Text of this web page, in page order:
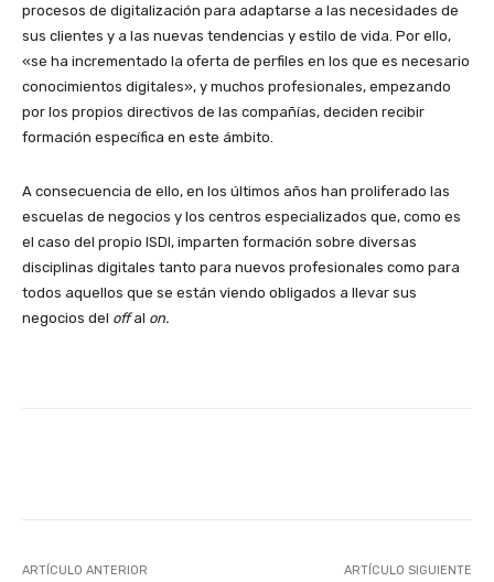
procesos de digitalización para adaptarse a las necesidades de
sus clientes y a las nuevas tendencias y estilo de vida. Por ello,
«se ha incrementado la oferta de perfiles en los que es necesario
conocimientos digitales», y muchos profesionales, empezando
por los propios directivos de las compañías, deciden recibir
formación específica en este ámbito.
A consecuencia de ello, en los últimos años han proliferado las
escuelas de negocios y los centros especializados que, como es
el caso del propio ISDI, imparten formación sobre diversas
disciplinas digitales tanto para nuevos profesionales como para
todos aquellos que se están viendo obligados a llevar sus
negocios del offal on.
ARTÍCULO ANTERIOR ARTÍCULO SIGUIENTE